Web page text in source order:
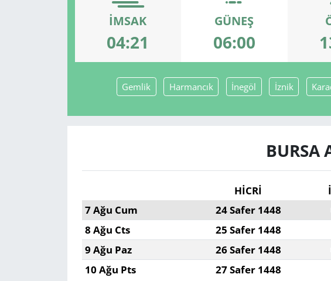
İMSAK
04:21
GÜNEŞ
06:00
Gemlik Harmancık İnegöl İznik
BURSA
HİCRİ
7 Ağu Cum
24 Safer 1448
8 Ağu Cts
25 Safer 1448
9 Ağu Paz
26 Safer 1448
10 Ağu Pts
27 Safer 1448
HABERDE İNSAN
RESMİ İLANLAR